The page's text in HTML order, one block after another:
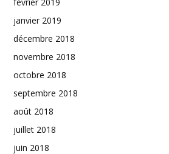
janvier 2019
décembre 2018
novembre 2018
octobre 2018
septembre 2018
août 2018
juillet 2018
juin 2018